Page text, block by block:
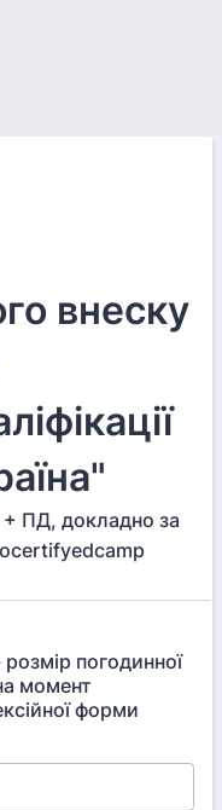
внеску
ПД, докладно за
погодинної
момент
форми